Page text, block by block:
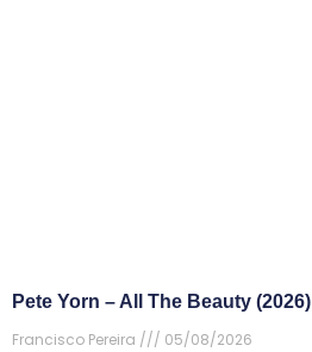
Pete Yorn – All The Beauty (2026)
Francisco Pereira
05/08/2026